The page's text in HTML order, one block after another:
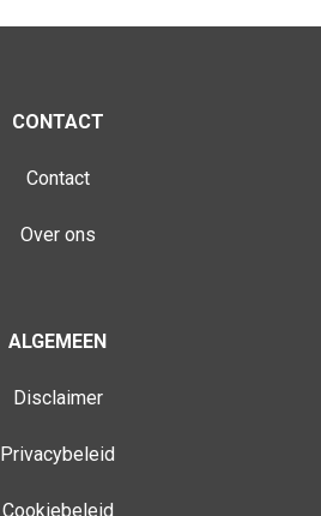
CONTACT
Contact
Over ons
ALGEMEEN
Disclaimer
Privacybeleid
Cookiebeleid